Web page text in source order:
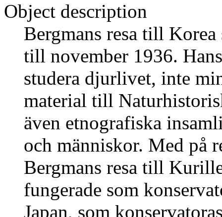
Object description
Bergmans resa till
till november 1936.
studera djurlivet, inte
material till
även etnografiska
och människor. Med på
Bergmans resa till
fungerade som
Japan, som